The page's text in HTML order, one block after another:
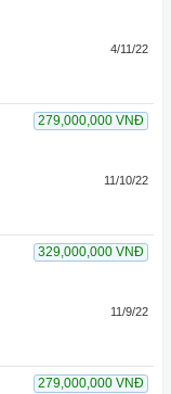
4/11/22
279,000,000 VNĐ
11/10/22
329,000,000 VNĐ
11/9/22
279,000,000 VNĐ